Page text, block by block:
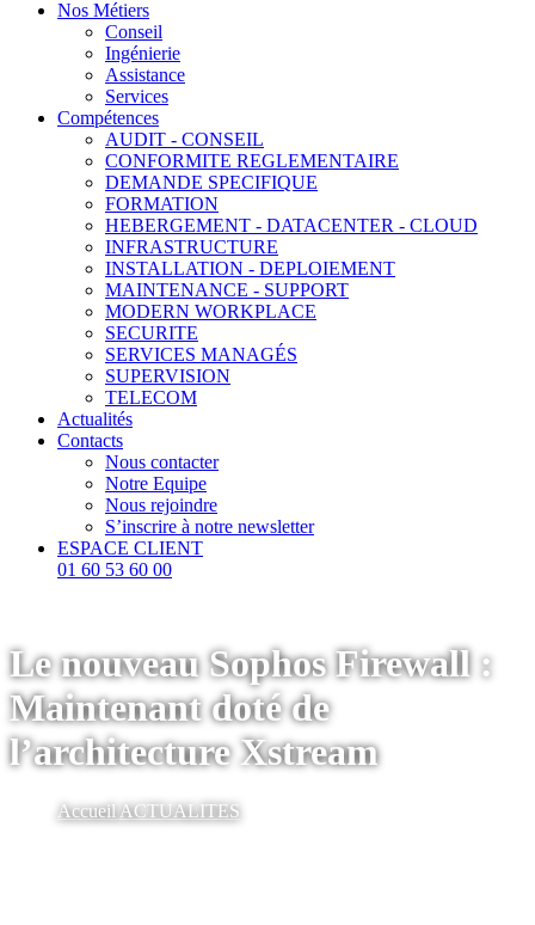
Nos Métiers
Conseil
Ingénierie
Assistance
Services
Compétences
AUDIT - CONSEIL
CONFORMITE REGLEMENTAIRE
DEMANDE SPECIFIQUE
FORMATION
HEBERGEMENT - DATACENTER - CLOUD
INFRASTRUCTURE
INSTALLATION - DEPLOIEMENT
MAINTENANCE - SUPPORT
MODERN WORKPLACE
SECURITE
SERVICES MANAGÉS
SUPERVISION
TELECOM
Actualités
Contacts
Nous contacter
Notre Equipe
Nous rejoindre
S’inscrire à notre newsletter
ESPACE CLIENT
01 60 53 60 00
Le nouveau Sophos Firewall :
Maintenant doté de
l’architecture Xstream
AccueilACTUALITES